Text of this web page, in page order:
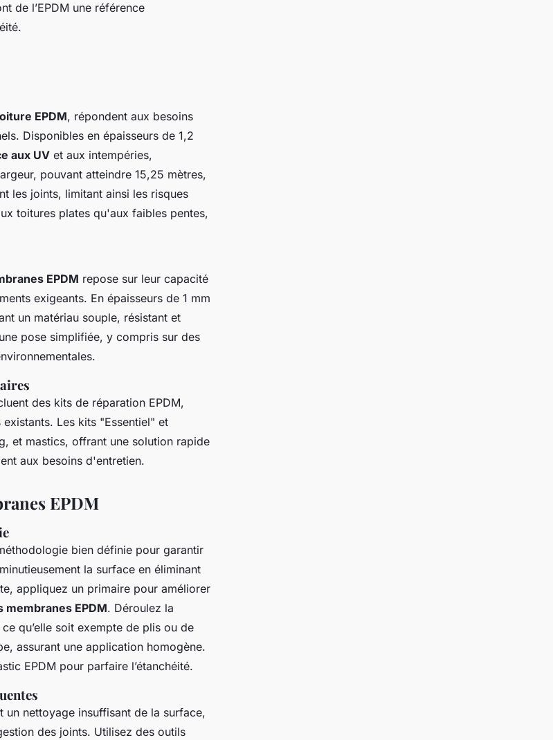
de l’EPDM une référence
EPDM, répondent aux besoins
Disponibles en épaisseurs de 1,2
aux UV et aux intempéries,
pouvant atteindre 15,25 mètres,
les joints, limitant ainsi les risques
toitures plates qu'aux faibles pentes,
EPDM repose sur leur capacité
exigeants. En épaisseurs de 1 mm
un matériau souple, résistant et
pose simplifiée, y compris sur des
des kits de réparation EPDM,
Les kits "Essentiel" et
et mastics, offrant une solution rapide
aux besoins d'entretien.
EPDM
bien définie pour garantir
la surface en éliminant
appliquez un primaire pour améliorer
EPDM. Déroulez la
qu’elle soit exempte de plis ou de
assurant une application homogène.
EPDM pour parfaire l’étanchéité.
un nettoyage insuffisant de la surface,
des joints. Utilisez des outils